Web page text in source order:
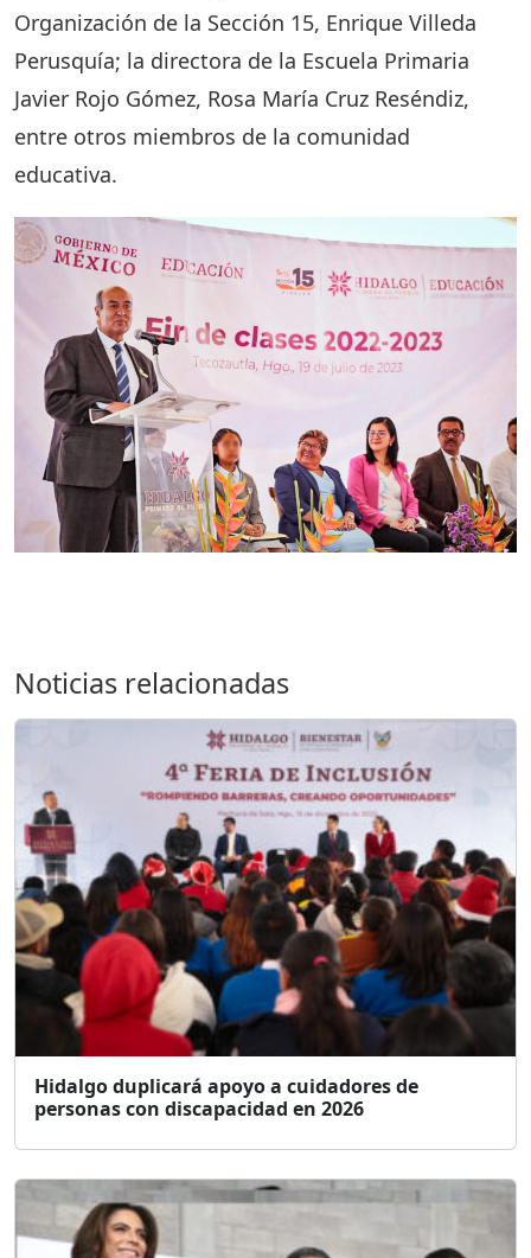
Organización de la Sección 15, Enrique Villeda
Perusquía; la directora de la Escuela Primaria
Javier Rojo Gómez, Rosa María Cruz Reséndiz,
entre otros miembros de la comunidad
educativa.
Noticias relacionadas
Hidalgo duplicará apoyo a cuidadores de
personas con discapacidad en 2026